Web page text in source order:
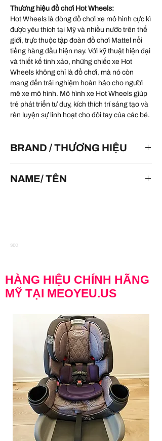
Thương hiệu đồ chơi Hot Wheels:
Hot Wheels là dòng đồ chơi xe mô hình cực kì
được yêu thích tại Mỹ và nhiều nước trên thế
giới, trực thuộc tập đoàn đồ chơi Mattel nổi
tiếng hàng đầu hiện nay. Với kỹ thuật hiện đại
và thiết kế tinh xảo, những chiếc xe Hot
Wheels không chỉ là đồ chơi, mà nó còn
mang đến trải nghiệm hoàn hảo cho người
mê xe mô hình. Mô hình xe Hot Wheels giúp
trẻ phát triển tư duy, kích thích trí sáng tạo và
rèn luyện sự linh hoạt cho đôi tay của các bé.
BRAND / THƯƠNG HIỆU
NAME/ TÊN
SEO
HÀNG HIỆU CHÍNH HÃNG
MỸ TẠI MEOYEU.US